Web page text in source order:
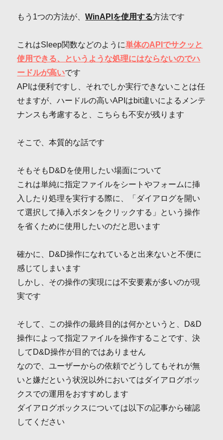
もう1つの方法が、WinAPIを使用する方法です
これはSleep関数などのように単体のAPIでサクッと
使用できる、というような処理にはならないのでハ
ードルが高いです
APIは便利ですし、それでしか実行できないことは任
せますが、ハードルの高いAPIはbit違いによるメンテ
ナンスも考慮すると、こちらも不安が残ります
そこで、本質的な話です
そもそもD&Dを使用したい場面について
これは単純に指定ファイルをシートやフォームに挿
入したり処理を実行する際に、「ダイアログを開い
て選択して挿入ボタンをクリックする」という操作
を省くために使用したいのだと思います
確かに、D&D操作になれていると出来ないと不便に
感じてしまいます
しかし、その操作の実現には不安要素が多いのが現
実です
そして、この操作の最終目的は何かというと、D&D
操作によって指定ファイルを操作することです、決
してD&D操作が目的ではありません
なので、ユーザーからの依頼でどうしてもそれが無
いと嫌だという状況以外においてはダイアログボッ
クスでの運用をおすすめします
ダイアログボックスについては以下の記事から確認
してください